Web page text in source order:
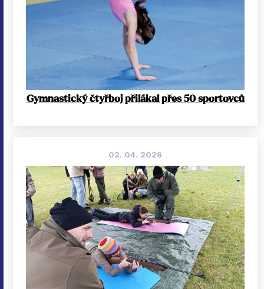
Gymnastický čtyřboj přilákal přes 50 sportovců
02. 04. 2026